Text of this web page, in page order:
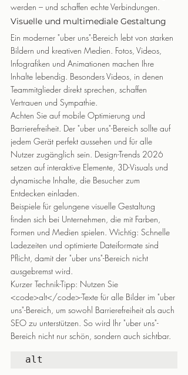
werden – und schaffen echte Verbindungen.
Visuelle und multimediale Gestaltung
Ein moderner "uber uns"-Bereich lebt von starken
Bildern und kreativen Medien. Fotos, Videos,
Infografiken und Animationen machen Ihre
Inhalte lebendig. Besonders Videos, in denen
Teammitglieder direkt sprechen, schaffen
Vertrauen und Sympathie.
Achten Sie auf mobile Optimierung und
Barrierefreiheit. Der "uber uns"-Bereich sollte auf
jedem Gerät perfekt aussehen und für alle
Nutzer zugänglich sein. Design-Trends 2026
setzen auf interaktive Elemente, 3D-Visuals und
dynamische Inhalte, die Besucher zum
Entdecken einladen.
Beispiele für gelungene visuelle Gestaltung
finden sich bei Unternehmen, die mit Farben,
Formen und Medien spielen. Wichtig: Schnelle
Ladezeiten und optimierte Dateiformate sind
Pflicht, damit der "uber uns"-Bereich nicht
ausgebremst wird.
Kurzer Technik-Tipp: Nutzen Sie
<code>alt</code>-Texte für alle Bilder im "uber
uns"-Bereich, um sowohl Barrierefreiheit als auch
SEO zu unterstützen. So wird Ihr "uber uns"-
Bereich nicht nur schön, sondern auch sichtbar.
alt